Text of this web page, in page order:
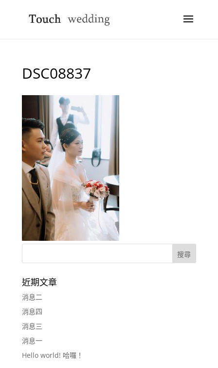
DSC08837
近期文章
消息二
消息四
消息三
消息一
Hello world! 哈囉！